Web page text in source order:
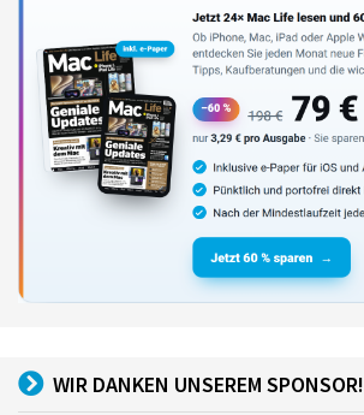
WIR DANKEN UNSEREM SPONSOR!